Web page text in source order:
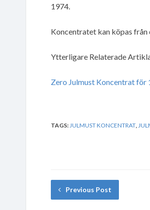
1974.
Koncentratet kan köpas
Ytterligare Relaterade
Zero Julmust Koncentrat för
TAGS: JULMUST KONCENTRAT
Previous Post